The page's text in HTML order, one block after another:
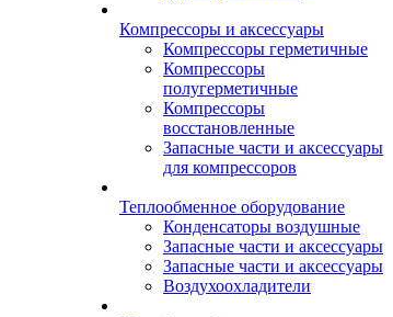
Компрессоры и аксессуары
Компрессоры герметичные
Компрессоры
полугерметичные
Компрессоры
восстановленные
Запасные части и аксессуары
для компрессоров
Теплообменное оборудование
Конденсаторы воздушные
Запасные части и аксессуары
Запасные части и аксессуары
Воздухоохладители